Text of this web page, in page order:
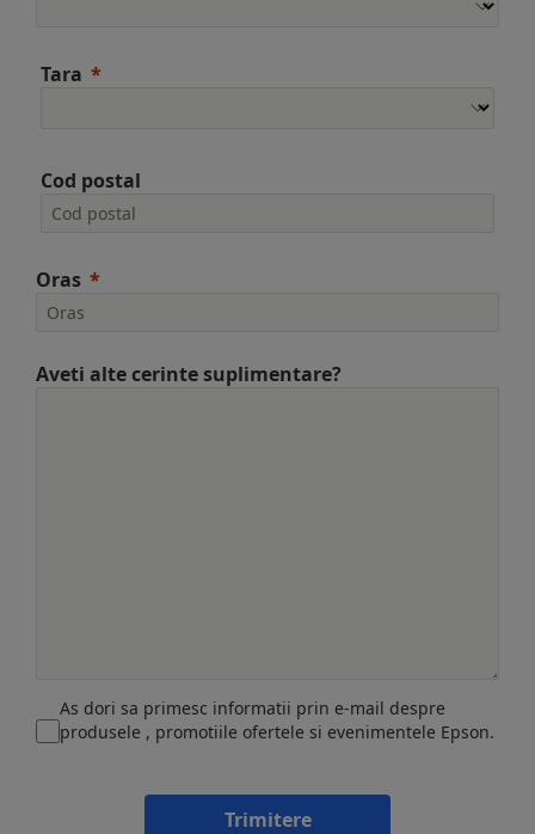
Tara
Cod postal
Oras
Aveti alte cerinte suplimentare?
As dori sa primesc informatii prin e-mail despre
produsele , promotiile ofertele si evenimentele Epson.
Trimitere